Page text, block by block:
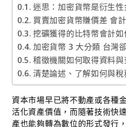
迷思：加密貨幣是衍生性
買賣加密貨幣賺價差 會
挖礦獲得的比特幣會計如
加密貨幣 3 大分類 台灣
稽徵機關如何取得資料與
清楚論述、了解如何與
資本市場早已將不動產或各種
活化資產價值，而隨著技術快
產也能夠轉為數位的形式發行